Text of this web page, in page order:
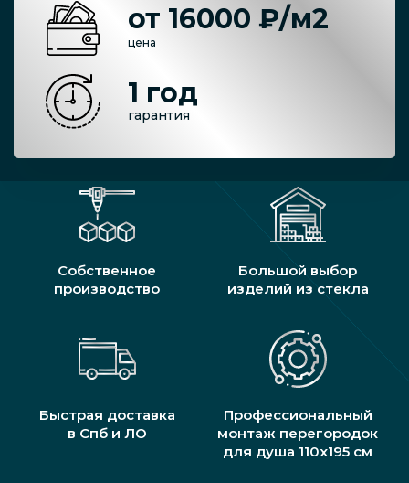
от 16000 ₽/м2
цена
1 год
гарантия
Собственное
производство
Большой выбор
изделий из стекла
Быстрая доставка
в Спб и ЛО
Профессиональный
монтаж перегородок
для душа 110х195 см